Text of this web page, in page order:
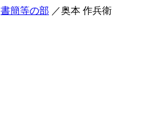
書簡等の部 ／奥本 作兵衛